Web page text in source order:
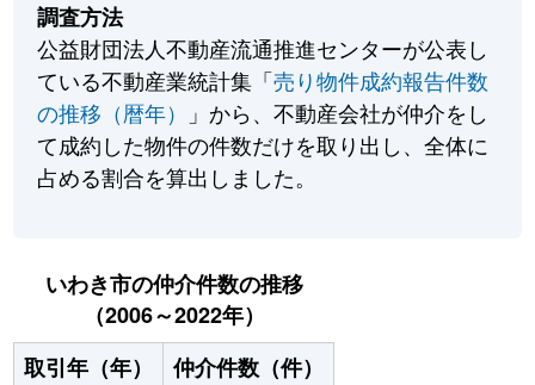
調査方法
公益財団法人不動産流通推進センターが公表し
ている不動産業統計集「売り物件成約報告件数
の推移（暦年）
」から、不動産会社が仲介をし
て成約した物件の件数だけを取り出し、全体に
占める割合を算出しました。
いわき市の仲介件数の推移
（2006～2022年）
取引年（年）
仲介件数（件）